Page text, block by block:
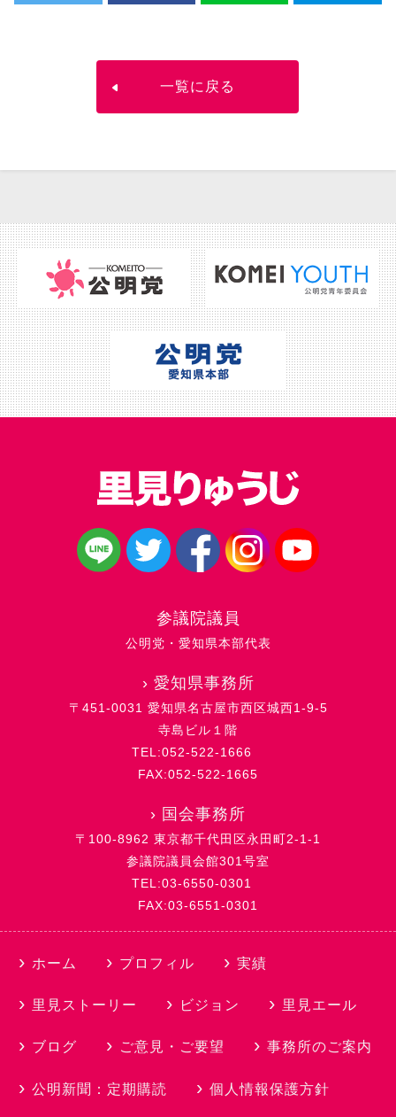
一覧に戻る
参議院議員
公明党・愛知県本部代表
› 愛知県事務所
〒451-0031 愛知県名古屋市西区城西1-9-5
寺島ビル１階
TEL:052-522-1666
FAX:052-522-1665
› 国会事務所
〒100-8962 東京都千代田区永田町2-1-1
参議院議員会館301号室
TEL:03-6550-0301
FAX:03-6551-0301
ホーム プロフィル 実績
里見ストーリー ビジョン 里見エール
ブログ ご意見・ご要望 事務所のご案内
公明新聞：定期購読 個人情報保護方針